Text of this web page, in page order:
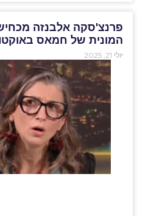
פרנצ'סקה אלבנזה
המונית של חמאס
יולי 21, 2025